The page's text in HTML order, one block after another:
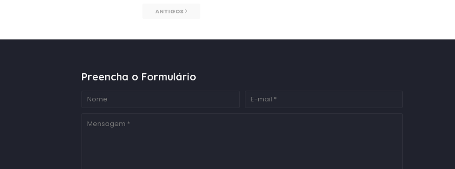
ANTIGOS
Preencha o Formulário